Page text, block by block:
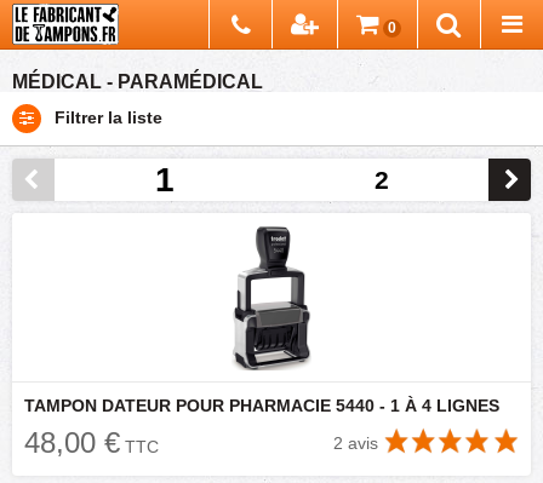
MÉDICAL - PARAMÉDICAL
Filtrer la liste
1 2
TAMPON DATEUR POUR PHARMACIE 5440 - 1 À 4 LIGNES
48,00 € TTC 2 avis
0
Chercher